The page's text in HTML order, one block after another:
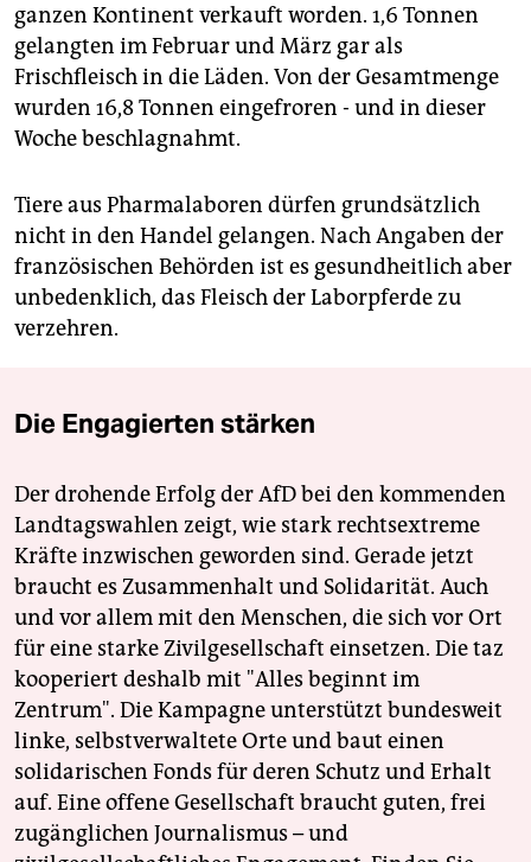
ganzen Kontinent verkauft worden. 1,6 Tonnen
gelangten im Februar und März gar als
Frischfleisch in die Läden. Von der Gesamtmenge
wurden 16,8 Tonnen eingefroren - und in dieser
Woche beschlagnahmt.
Tiere aus Pharmalaboren dürfen grundsätzlich
nicht in den Handel gelangen. Nach Angaben der
französischen Behörden ist es gesundheitlich aber
unbedenklich, das Fleisch der Laborpferde zu
verzehren.
Die Engagierten stärken
Der drohende Erfolg der AfD bei den kommenden
Landtagswahlen zeigt, wie stark rechtsextreme
Kräfte inzwischen geworden sind. Gerade jetzt
braucht es Zusammenhalt und Solidarität. Auch
und vor allem mit den Menschen, die sich vor Ort
für eine starke Zivilgesellschaft einsetzen. Die taz
kooperiert deshalb mit "Alles beginnt im
Zentrum". Die Kampagne unterstützt bundesweit
linke, selbstverwaltete Orte und baut einen
solidarischen Fonds für deren Schutz und Erhalt
auf. Eine offene Gesellschaft braucht guten, frei
zugänglichen Journalismus – und